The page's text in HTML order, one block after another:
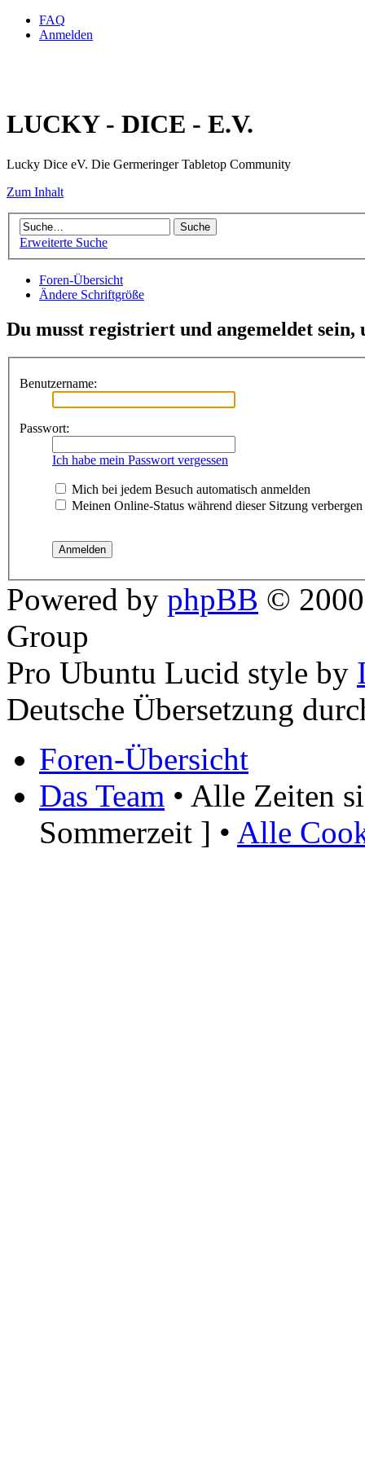
FAQ
Anmelden
LUCKY - DICE - E.V.
Lucky Dice eV. Die Germeringer Tabletop Community
Zum Inhalt
Erweiterte Suche
Foren-Übersicht
Ändere Schriftgröße
Du musst registriert und angemeldet sein,
Benutzername:
Passwort:
Ich habe mein Passwort vergessen
Mich bei jedem Besuch automatisch anmelden
Meinen Online-Status während dieser Sitzung verbergen
Powered by phpBB ©
Group
Pro Ubuntu Lucid style by
Deutsche Übersetzung
Foren-Übersicht
Das Team • Alle Zeiten
Sommerzeit ] • Alle